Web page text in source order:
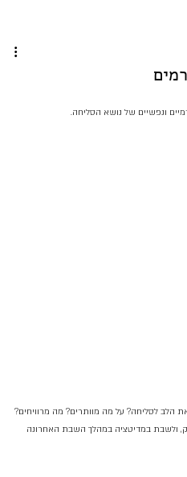
ונפשיים של נושא הסליחה.
הלב לסליחה? על מה מוותרים? מה מרוויחים?
ולשבת במדיטציה במהלך השבת האחרונה